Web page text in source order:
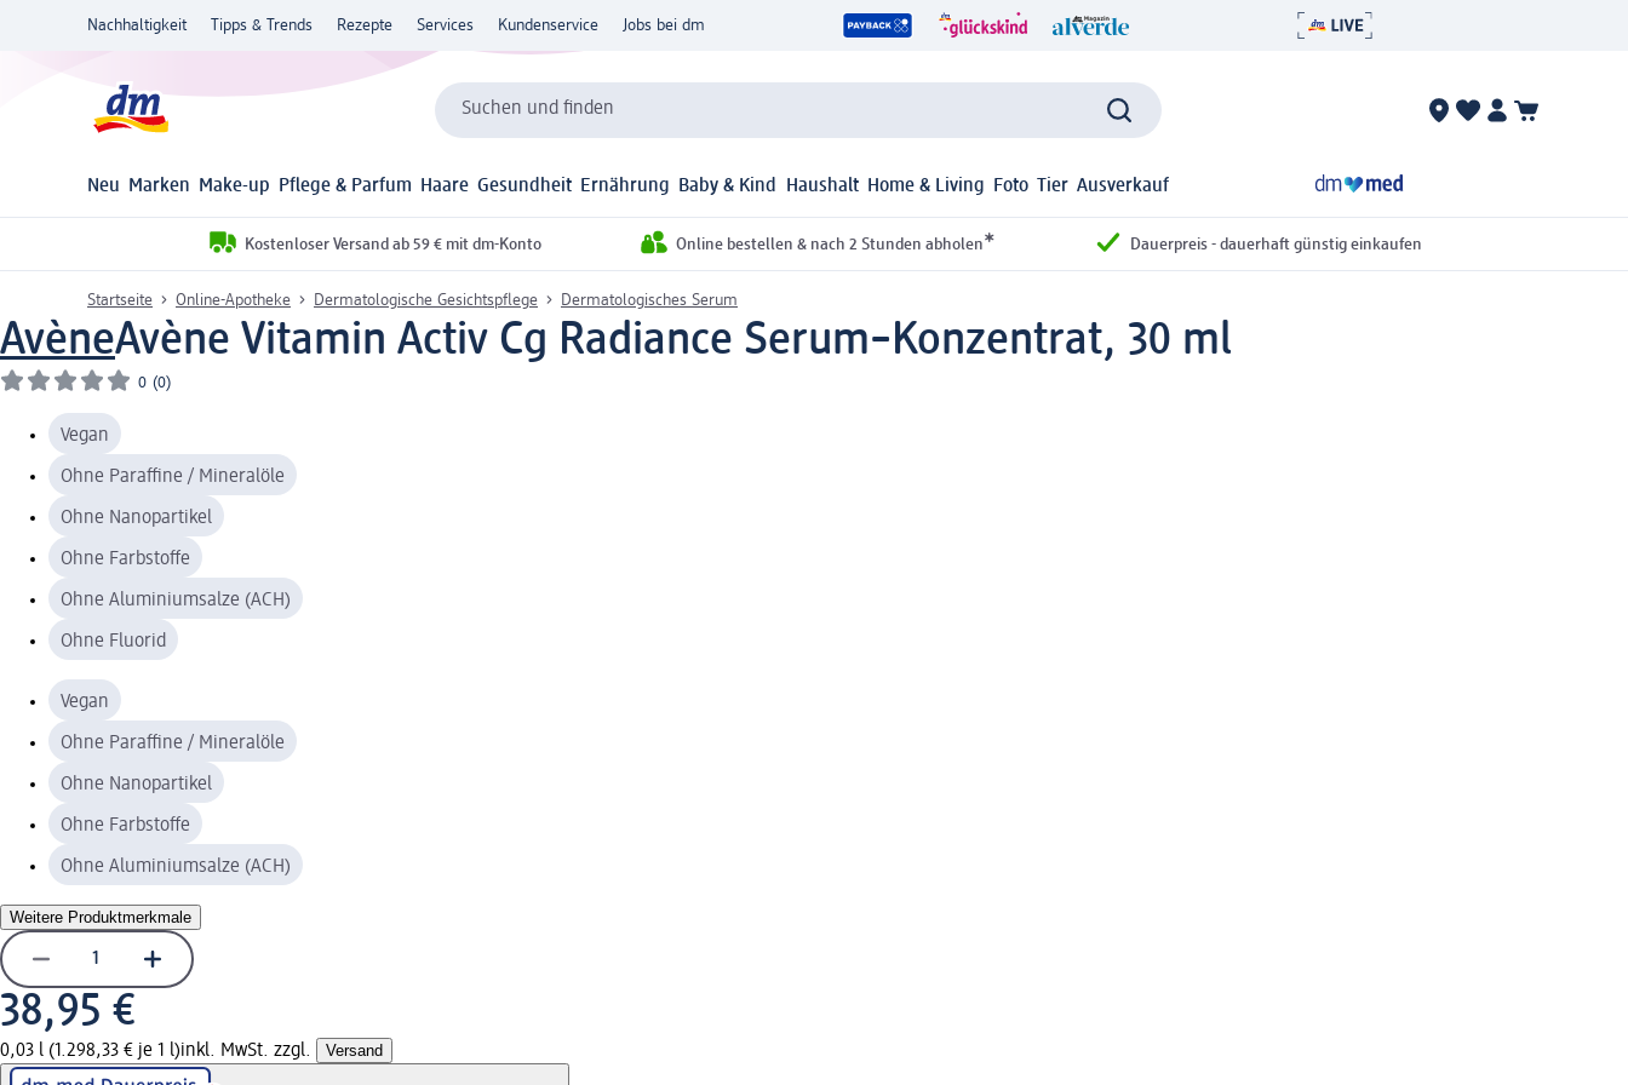
Nachhaltigkeit Tipps & Trends Rezepte Services Kundenservice Jobs bei dm
Suchen und finden
Neu Marken Make-up Pflege & Parfum Haare Gesundheit Ernährung Baby & Kind Haushalt Home & Living Foto Tier Ausverkauf
Kostenloser Versand ab 59 € mit dm-Konto Online bestellen & nach 2 Stunden abholen* Dauerpreis - dauerhaft günstig einkaufen
Startseite Online-Apotheke Dermatologische Gesichtspflege Dermatologisches Serum
AvèneAvène Vitamin Activ Cg Radiance Serum–Konzentrat, 30 ml
0 (0)
Vegan
Ohne Paraffine / Mineralöle
Ohne Nanopartikel
Ohne Farbstoffe
Ohne Aluminiumsalze (ACH)
Ohne Fluorid
Vegan
Ohne Paraffine / Mineralöle
Ohne Nanopartikel
Ohne Farbstoffe
Ohne Aluminiumsalze (ACH)
Weitere Produktmerkmale
38,95 €
0,03 l (1.298,33 € je 1 l)inkl. MwSt. zzgl. Versand